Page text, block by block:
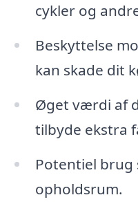
cykler og
Beskyttelse
kan skade dit
Øget værdi af
tilbyde ekstra
Potentiel
opholdsrum.